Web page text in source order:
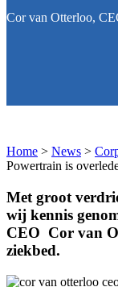
Cor van Otterloo,
Home > News >
Powertrain is
Met groot
wij kennis
CEO Cor van
ziekbed.